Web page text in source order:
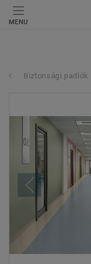
MENU
Biztonsági padlók